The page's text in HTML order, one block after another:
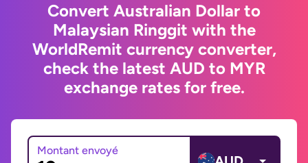
Convert Australian Dollar to
Malaysian Ringgit with the
WorldRemit currency converter,
check the latest AUD to MYR
exchange rates for free.
Montant envoyé